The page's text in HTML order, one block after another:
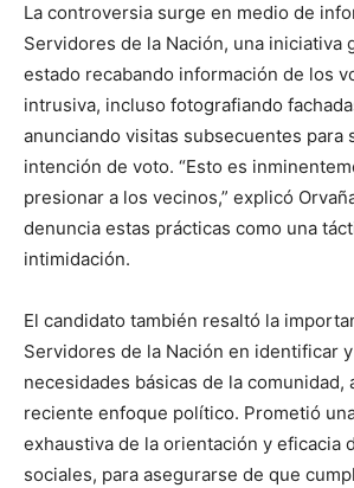
La controversia surge en medio de
Servidores de la Nación, una iniciativa
estado recabando información de los
intrusiva, incluso fotografiando
anunciando visitas subsecuentes para
intención de voto. “Esto es
presionar a los vecinos,” explicó
denuncia estas prácticas como una
intimidación.
El candidato también resaltó la
Servidores de la Nación en identificar
necesidades básicas de la comunidad,
reciente enfoque político. Prometió
exhaustiva de la orientación y eficacia
sociales, para asegurarse de que